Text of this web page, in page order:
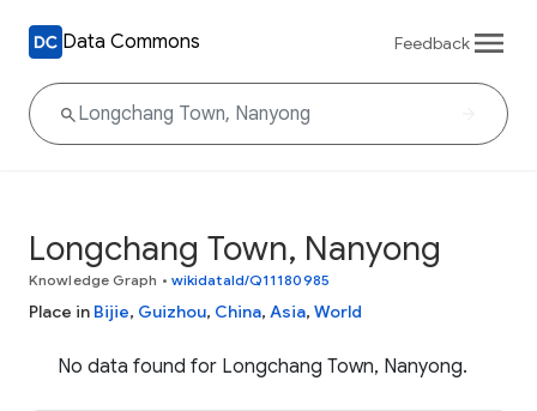
Data Commons Feedback
Longchang Town, Nanyong
Knowledge Graph • wikidataId/Q11180985
Place in Bijie, Guizhou, China, Asia, World
No data found for Longchang Town, Nanyong.